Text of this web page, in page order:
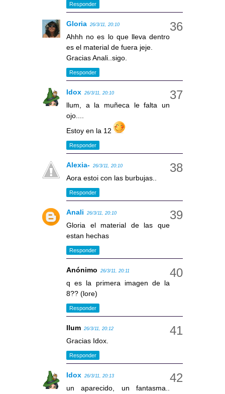
Responder
Gloria 26/3/11, 20:10
Ahhh no es lo que lleva dentro
es el material de fuera jeje.
Gracias Anali..sigo.
Responder
Idox 26/3/11, 20:10
llum, a la muñeca le falta un
ojo....
Estoy en la 12
Responder
Alexia- 26/3/11, 20:10
Aora estoi con las burbujas..
Responder
Anali 26/3/11, 20:10
Gloria el material de las que
estan hechas
Responder
Anónimo 26/3/11, 20:11
q es la primera imagen de la
8?? (lore)
Responder
llum 26/3/11, 20:12
Gracias Idox.
Responder
Idox 26/3/11, 20:13
un aparecido, un fantasma..